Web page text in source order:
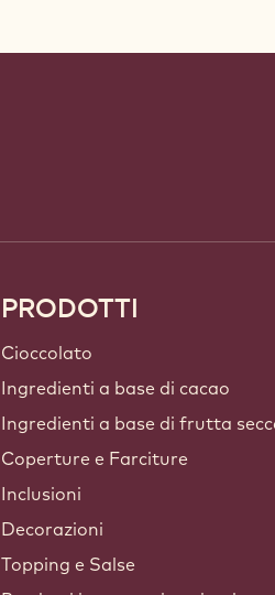
PRODOTTI
Cioccolato
Ingredienti a base di cacao
Ingredienti a base di frutta secca
Coperture e Farciture